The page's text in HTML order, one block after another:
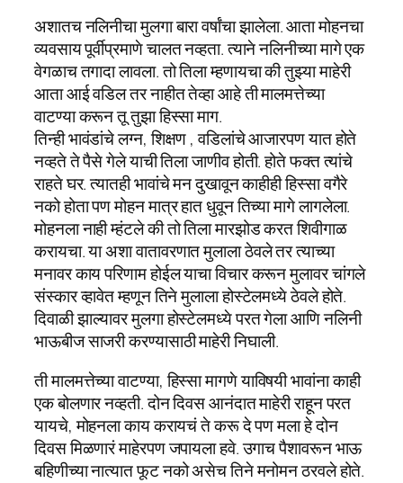
अशातच नलिनीचा मुलगा बारा वर्षांचा झालेला. आता मोहन‌चा
व्यवसाय पूर्वीप्रमाणे चालत नव्हता. त्याने नलिनीच्या मागे एक
वेगळाच तगादा लावला. तो‌ तिला म्हणायचा की तुझ्या माहेरी
आता आई वडिल तर नाहीत तेव्हा आहे ती मालमत्तेच्या
वाटण्या करून तू तुझा हिस्सा माग.
तिन्ही भावंडांचे लग्न, शिक्षण , वडिलांचे आजारपण यात होते
नव्हते ते पैसे गेले याची तिला जाणीव होती. होते फक्त त्यांचे
राहते घर. त्यातही भावांचे मन दुखावून काहीही हिस्सा वगैरे
नको होता पण मोहन मात्र हात धुवून तिच्या मागे लागलेला.
मोहनला नाही म्हंटले की तो तिला मारझोड करत शिवीगाळ
करायचा. या अशा वातावरणात मुलाला ठेवले तर त्याच्या
मनावर काय परिणाम होईल याचा विचार करून मुलावर चांगले
संस्कार व्हावेत म्हणून तिने मुलाला होस्टेलमध्ये ठेवले होते.
दिवाळी झाल्यावर मुलगा होस्टेलमध्ये परत गेला आणि नलिनी
भाऊबीज साजरी करण्यासाठी माहेरी निघाली.
ती मालमत्तेच्या वाटण्या, हिस्सा मागणे याविषयी भावांना काही
एक बोलणार नव्हती. दोन दिवस आनंदात माहेरी राहून परत
यायचे, मोहन‌ला काय करायचं ते करू दे पण मला हे दोन
दिवस मिळणारं माहेरपण जपायला हवे. उगाच पैशावरून भाऊ
बहिणीच्या नात्यात फूट नको असेच तिने मनोमन ठरवले होते.